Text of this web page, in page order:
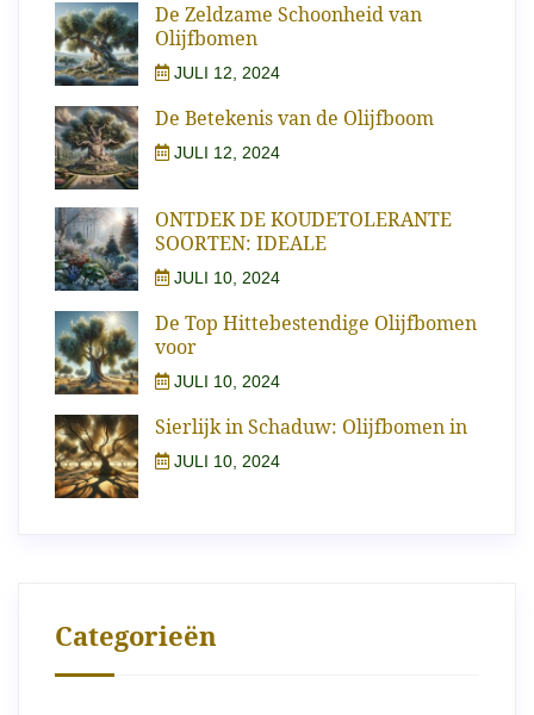
De Zeldzame Schoonheid van
Olijfbomen
JULI 12, 2024
De Betekenis van de Olijfboom
JULI 12, 2024
ONTDEK DE KOUDETOLERANTE
SOORTEN: IDEALE
JULI 10, 2024
De Top Hittebestendige Olijfbomen
voor
JULI 10, 2024
Sierlijk in Schaduw: Olijfbomen in
JULI 10, 2024
Categorieën